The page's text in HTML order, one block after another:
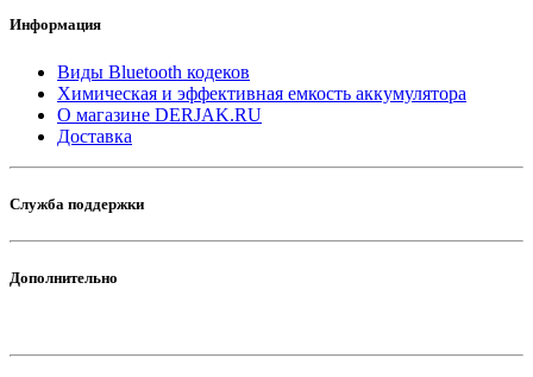
Информация
Виды Bluetooth кодеков
Химическая и эффективная емкость аккумулятора
О магазине DERJAK.RU
Доставка
Служба поддержки
Дополнительно